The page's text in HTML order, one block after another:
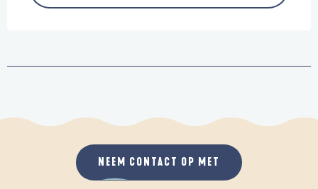
NEEM CONTACT OP MET